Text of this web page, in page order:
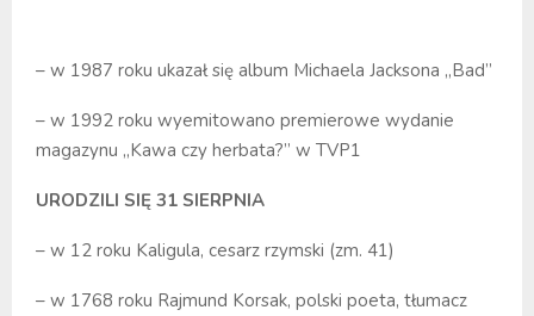
– w 1987 roku ukazał się album Michaela Jacksona „Bad”
– w 1992 roku wyemitowano premierowe wydanie
magazynu „Kawa czy herbata?” w TVP1
URODZILI SIĘ 31 SIERPNIA
– w 12 roku Kaligula, cesarz rzymski (zm. 41)
– w 1768 roku Rajmund Korsak, polski poeta, tłumacz